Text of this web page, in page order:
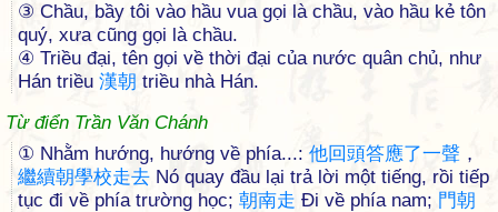
③ Chầu, bầy tôi vào hầu vua gọi là chầu, vào hầu kẻ tôn
quý, xưa cũng gọi là chầu.
④ Triều đại, tên gọi về thời đại của nước quân chủ, như
Hán triều 漢朝 triều nhà Hán.
Từ điển Trần Văn Chánh
① Nhằm hướng, hướng về phía...: 他回頭答應了一聲 ，
繼續朝學校走去 Nó quay đầu lại trả lời một tiếng, rồi tiếp
tục đi về phía trường học; 朝南走 Đi về phía nam; 門朝